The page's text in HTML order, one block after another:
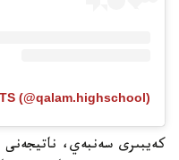
كەيبىرى سەنبەي،